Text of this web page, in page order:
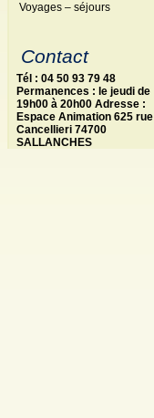
Voyages – séjours
Contact
Tél : 04 50 93 79 48
Permanences : le jeudi de
19h00 à 20h00 Adresse :
Espace Animation 625 rue
Cancellieri 74700
SALLANCHES